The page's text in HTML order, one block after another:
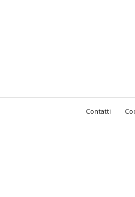
Contatti